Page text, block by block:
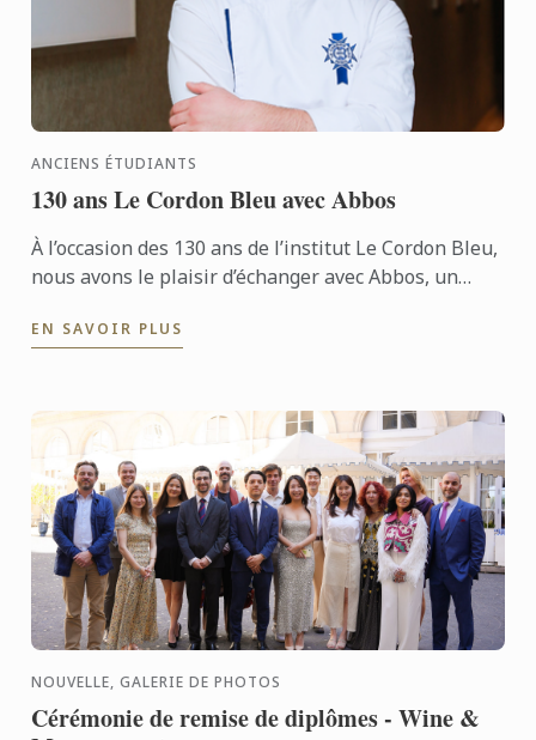
ANCIENS ÉTUDIANTS
130 ans Le Cordon Bleu avec Abbos
À l’occasion des 130 ans de l’institut Le Cordon Bleu,
nous avons le plaisir d’échanger avec Abbos, un
et ...
EN SAVOIR PLUS
NOUVELLE, GALERIE DE PHOTOS
Cérémonie de remise de diplômes - Wine &